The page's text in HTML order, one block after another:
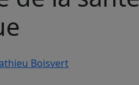
Boisvert